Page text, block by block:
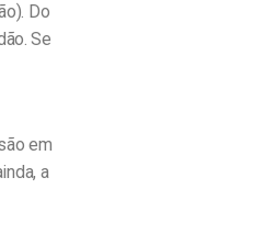
Do
Se
em
a